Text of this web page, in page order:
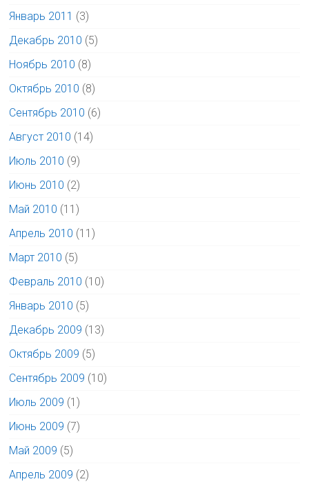
Январь 2011 (3)
Декабрь 2010 (5)
Ноябрь 2010 (8)
Октябрь 2010 (8)
Сентябрь 2010 (6)
Август 2010 (14)
Июль 2010 (9)
Июнь 2010 (2)
Май 2010 (11)
Апрель 2010 (11)
Март 2010 (5)
Февраль 2010 (10)
Январь 2010 (5)
Декабрь 2009 (13)
Октябрь 2009 (5)
Сентябрь 2009 (10)
Июль 2009 (1)
Июнь 2009 (7)
Май 2009 (5)
Апрель 2009 (2)